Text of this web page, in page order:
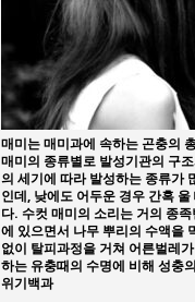
매미는 매미과에 속하는 곤충의
매미의 종류별로 발성기관의 구
의 세기에 따라 발성하는 종류가
인데, 낮에도 어두운 경우 간혹
다. 수컷 매미의 소리는 거의 종
에 있으면서 나무 뿌리의 수액을
없이 탈피과정을 거쳐 어른벌레
하는 유충때의 수명에 비해 성충
위기백과